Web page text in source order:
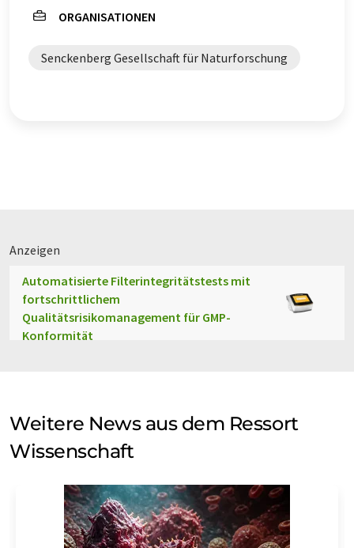
ORGANISATIONEN
Senckenberg Gesellschaft für Naturforschung
Anzeigen
Automatisierte Filterintegritätstests mit
fortschrittlichem
Qualitätsrisikomanagement für GMP-
Konformität
Weitere News aus dem Ressort
Wissenschaft